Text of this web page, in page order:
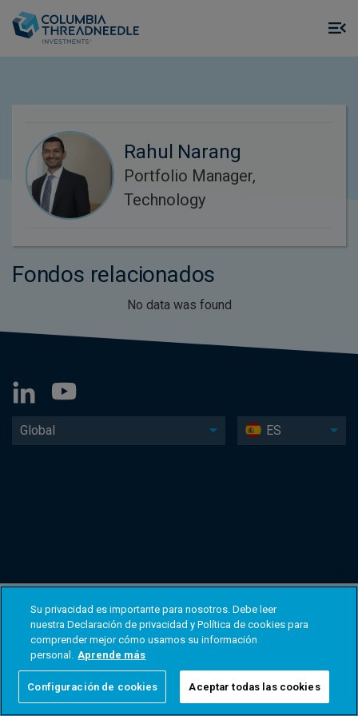
Rahul Narang
Portfolio Manager,
Technology
Fondos relacionados
No data was found
Global ES
Su privacidad es importante para nosotros. Debe leer
nuestra Declaración de privacidad y Política de cookies para
comprender mejor cómo usamos su información
personal. Aprende más
Configuración de cookies Aceptar todas las cookies